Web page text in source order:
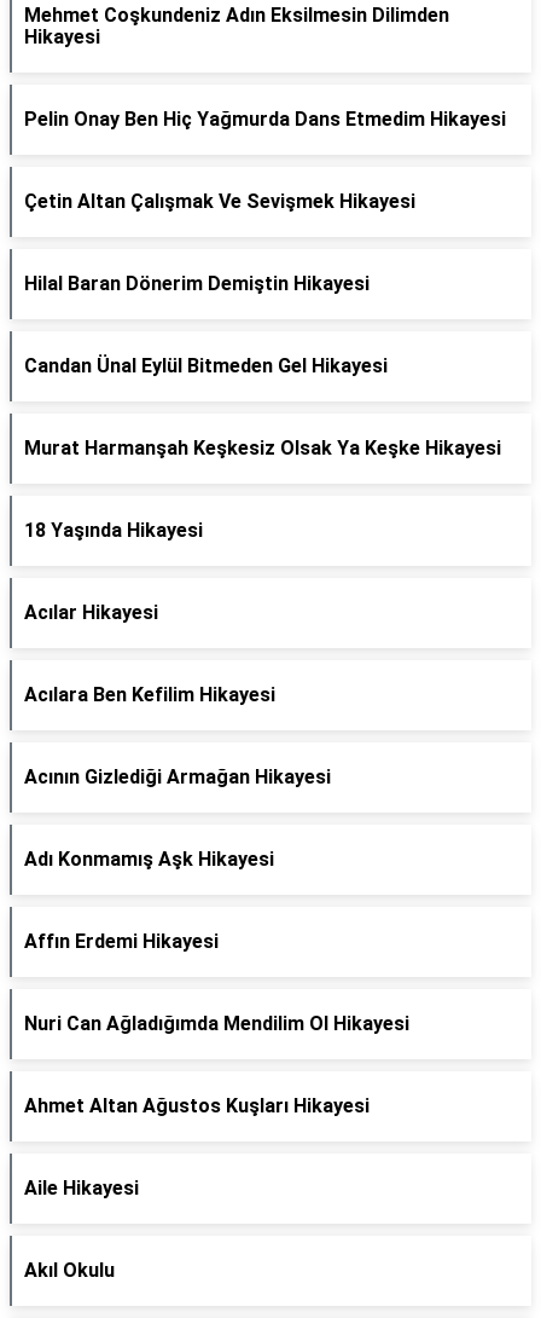
Mehmet Coşkundeniz Adın Eksilmesin Dilimden
Hikayesi
Pelin Onay Ben Hiç Yağmurda Dans Etmedim Hikayesi
Çetin Altan Çalışmak Ve Sevişmek Hikayesi
Hilal Baran Dönerim Demiştin Hikayesi
Candan Ünal Eylül Bitmeden Gel Hikayesi
Murat Harmanşah Keşkesiz Olsak Ya Keşke Hikayesi
18 Yaşında Hikayesi
Acılar Hikayesi
Acılara Ben Kefilim Hikayesi
Acının Gizlediği Armağan Hikayesi
Adı Konmamış Aşk Hikayesi
Affın Erdemi Hikayesi
Nuri Can Ağladığımda Mendilim Ol Hikayesi
Ahmet Altan Ağustos Kuşları Hikayesi
Aile Hikayesi
Akıl Okulu